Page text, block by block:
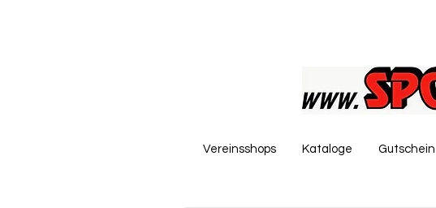
Vereinsshops Kataloge Gutschein